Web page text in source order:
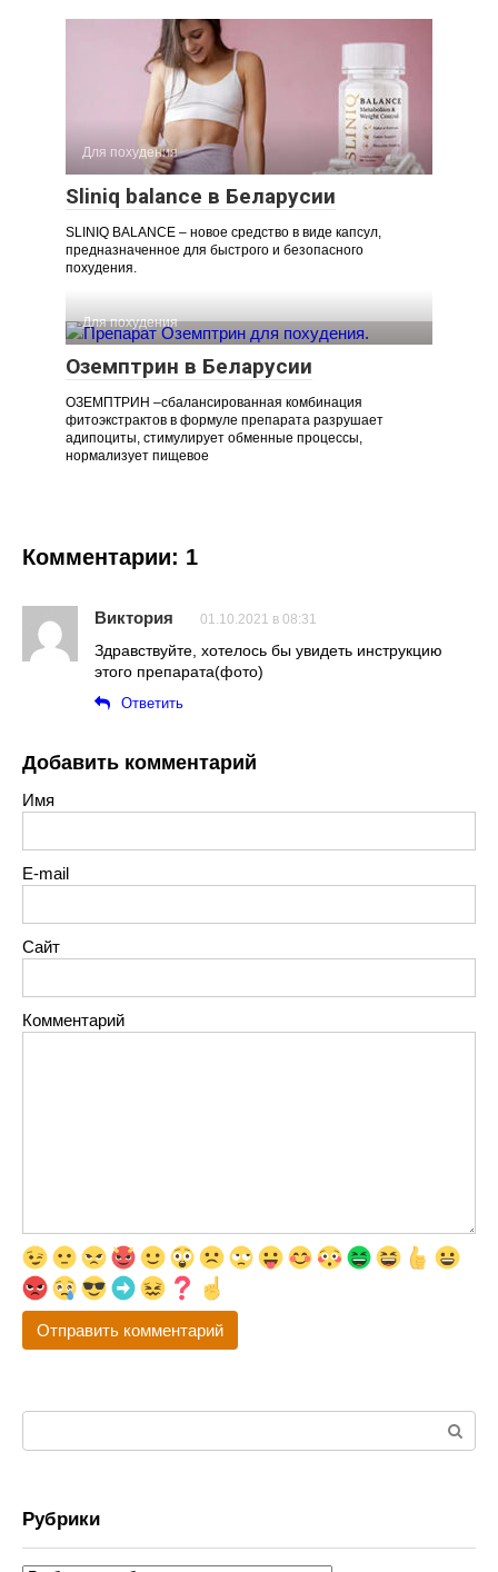
Для похудения
Sliniq balance в Беларусии
SLINIQ BALANCE – новое средство в виде капсул,
предназначенное для быстрого и безопасного
похудения.
Для похудения
Оземптрин в Беларусии
ОЗЕМПТРИН –сбалансированная комбинация
фитоэкстрактов в формуле препарата разрушает
адипоциты, стимулирует обменные процессы,
нормализует пищевое
Комментарии: 1
Виктория 01.10.2021 в 08:31
Здравствуйте, хотелось бы увидеть инструкцию
этого препарата(фото)
Ответить
Добавить комментарий
Имя
E-mail
Сайт
Комментарий
Рубрики